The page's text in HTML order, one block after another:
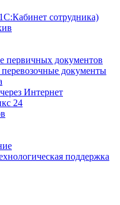
сотрудника)
первичных документов
документы
Интернет
24
поддержка